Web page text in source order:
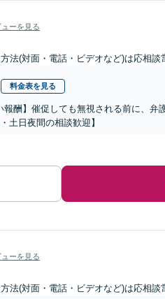
ーを見る
法(対面・電話・ビデオなど)は応相談
料金表を見る
報酬】催促しても無視される前に、
土日夜間の相談歓迎】
ーを見る
法(対面・電話・ビデオなど)は応相談